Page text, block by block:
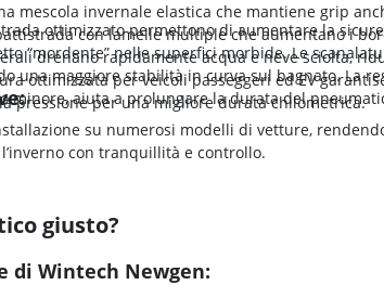
ottimizzato permettono di aumentare la
“mordente” nelle superfici morbide. Le
una maggiore stabilità in curva sul bagnato. La
minore, aiuta a prolungare la durata del
mescola invernale elastica che mantiene grip
con lamelle multiple che aumentano i
drenano rapidamente acqua e neve sciolta,
ottimizzata per veicoli passeggeri ed EV
pressione per una migliore durata chilometrica.
su numerosi modelli di vetture,
con tranquillità e controllo.
giusto?
di Wintech Newgen: